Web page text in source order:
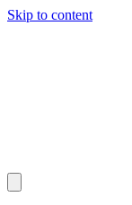
Skip to content